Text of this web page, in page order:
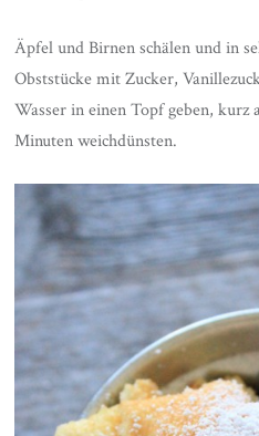
Äpfel und Birnen schälen und in
Obststücke mit Zucker,
Wasser in einen Topf geben, kurz
Minuten weichdünsten.